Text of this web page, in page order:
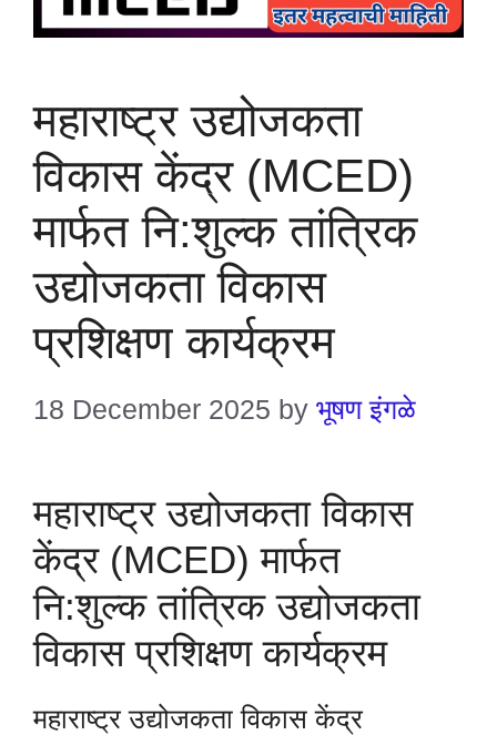
महाराष्ट्र उद्योजकता
विकास केंद्र (MCED)
मार्फत नि:शुल्क तांत्रिक
उद्योजकता विकास
प्रशिक्षण कार्यक्रम
18 December 2025 by भूषण इंगळे
महाराष्ट्र उद्योजकता विकास
केंद्र (MCED) मार्फत
नि:शुल्क तांत्रिक उद्योजकता
विकास प्रशिक्षण कार्यक्रम
महाराष्ट्र उद्योजकता विकास केंद्र